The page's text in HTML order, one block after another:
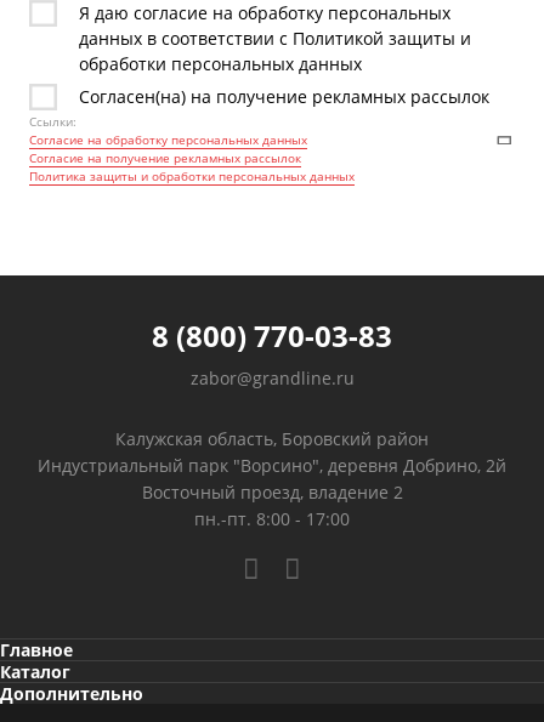
Я даю согласие на обработку персональных
данных в соответствии с Политикой защиты и
обработки персональных данных
Согласен(на) на получение рекламных рассылок
Ссылки:
Согласие на обработку персональных данных
Согласие на получение рекламных рассылок
Политика защиты и обработки персональных данных
Главное
Каталог
Дополнительно
8 (800) 770-03-83
zabor@grandline.ru
Калужская область, Боровский район
Индустриальный парк "Ворсино", деревня Добрино, 2й
Восточный проезд, владение 2
пн.-пт. 8:00 - 17:00